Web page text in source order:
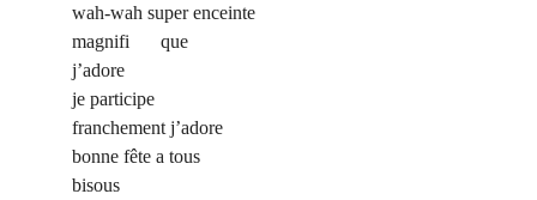
wah-wah super enceinte
magnifi
que
j’adore
je participe
franchement j’adore
bonne fête a tous
bisous